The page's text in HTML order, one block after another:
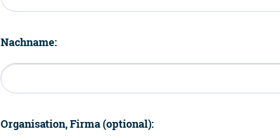
Nachname:
Organisation, Firma (optional):